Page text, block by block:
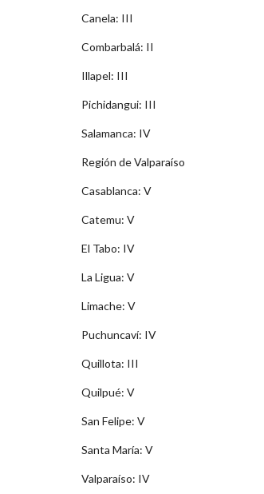
Canela: III
Combarbalá: II
Illapel: III
Pichidangui: III
Salamanca: IV
Región de Valparaíso
Casablanca: V
Catemu: V
El Tabo: IV
La Ligua: V
Limache: V
Puchuncaví­: IV
Quillota: III
Quilpué: V
San Felipe: V
Santa María: V
Valparaí­so: IV